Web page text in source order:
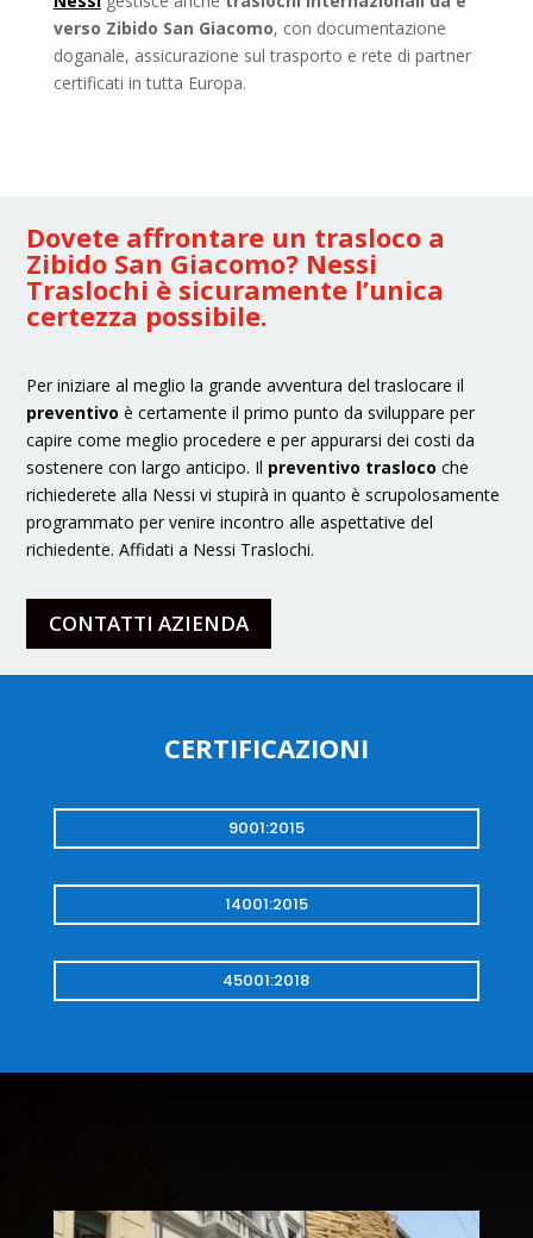
verso Zibido San Giacomo, con documentazione
doganale, assicurazione sul trasporto e rete di partner
certificati in tutta Europa.
Dovete affrontare un trasloco a
Zibido San Giacomo? Nessi
Traslochi è sicuramente l’unica
certezza possibile.
Per iniziare al meglio la grande avventura del traslocare il
preventivo è certamente il primo punto da sviluppare per
capire come meglio procedere e per appurarsi dei costi da
sostenere con largo anticipo. Il preventivo trasloco che
richiederete alla Nessi vi stupirà in quanto è scrupolosamente
programmato per venire incontro alle aspettative del
richiedente. Affidati a Nessi Traslochi.
CONTATTI AZIENDA
CERTIFICAZIONI
9001:2015
14001:2015
45001:2018